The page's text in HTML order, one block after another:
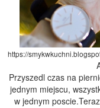
https://
Przyszedl czas na
jednym miejscu,
w jednym